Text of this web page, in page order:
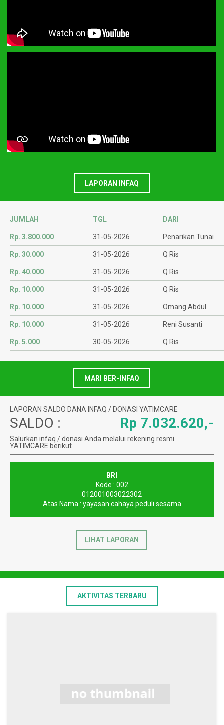
LAPORAN INFAQ
JUMLAH TGL DARI
Rp. 3.800.000 31-05-2026 Penarikan Tunai
Rp. 30.000 31-05-2026 Q Ris
Rp. 40.000 31-05-2026 Q Ris
Rp. 10.000 31-05-2026 Q Ris
Rp. 10.000 31-05-2026 Omang Abdul
Rp. 10.000 31-05-2026 Reni Susanti
Rp. 5.000 30-05-2026 Q Ris
MARI BER-INFAQ
LAPORAN SALDO DANA INFAQ / DONASI YATIMCARE
SALDO : Rp 7.032.620,-
Salurkan infaq / donasi Anda melalui rekening resmi
YATIMCARE berikut
BRI
Kode : 002
012001003022302
Atas Nama : yayasan cahaya peduli sesama
LIHAT LAPORAN
AKTIVITAS TERBARU